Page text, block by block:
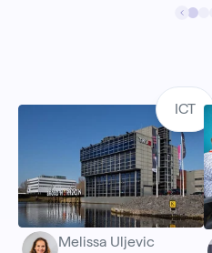
ICT
Melissa Uljevic